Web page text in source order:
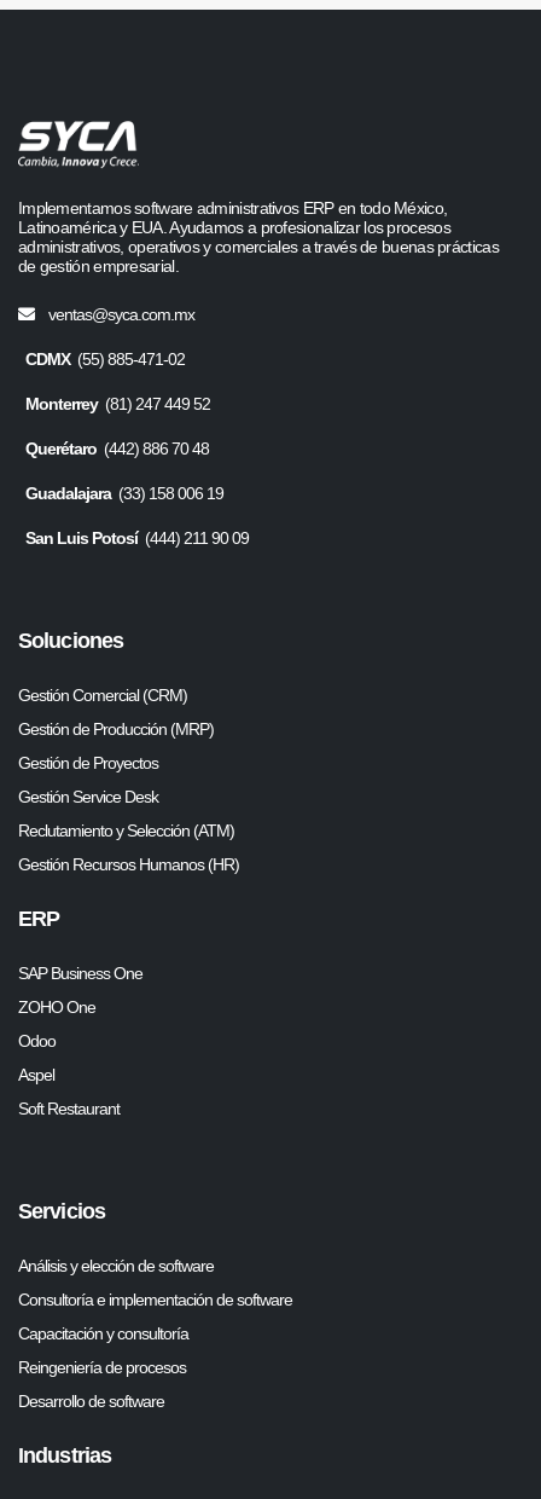
Implementamos software administrativos ERP en todo México,
Latinoamérica y EUA. Ayudamos a profesionalizar los procesos
administrativos, operativos y comerciales a través de buenas prácticas
de gestión empresarial.
ventas@syca.com.mx
CDMX(55) 885-471-02
Monterrey(81) 247 449 52
Querétaro (442) 886 70 48
Guadalajara(33) 158 006 19
San Luis Potosí(444) 211 90 09
Soluciones
Gestión Comercial (CRM)
Gestión de Producción (MRP)
Gestión de Proyectos
Gestión Service Desk
Reclutamiento y Selección (ATM)
Gestión Recursos Humanos (HR)
ERP
SAP Business One
ZOHO One
Odoo
Aspel
Soft Restaurant
Servicios
Análisis y elección de software
Consultoría e implementación de software
Capacitación y consultoría
Reingeniería de procesos
Desarrollo de software
Industrias